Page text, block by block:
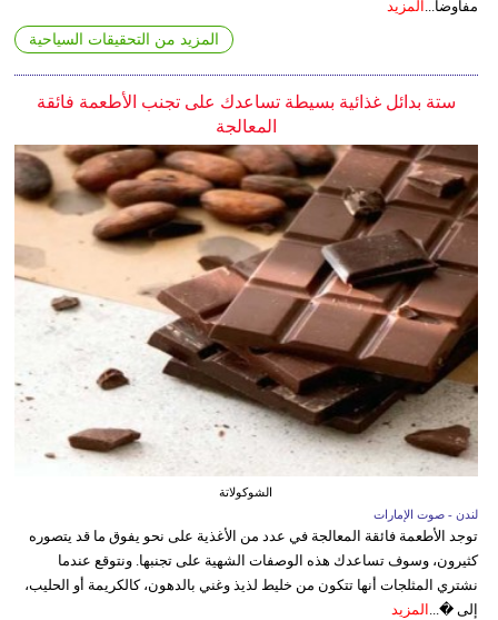
مفاوضا... المزيد
المزيد من التحقيقات السياحية
ستة بدائل غذائية بسيطة تساعدك على تجنب الأطعمة فائقة
المعالجة
الشوكولاتة
لندن - صوت الإمارات
توجد الأطعمة فائقة المعالجة في عدد من الأغذية على نحو يفوق ما قد يتصوره
كثيرون، وسوف تساعدك هذه الوصفات الشهية على تجنبها. ونتوقع عندما
نشتري المثلجات أنها تتكون من خليط لذيذ وغني بالدهون، كالكريمة أو الحليب،
إلى �... المزيد